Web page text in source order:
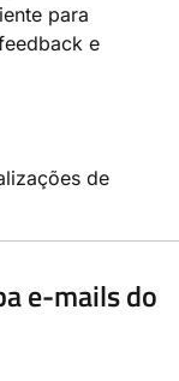
para
e
de
e-mails do